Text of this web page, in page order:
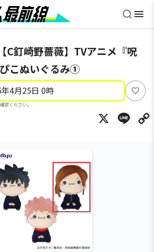
C釘崎野薔薇】TVアニメ『呪
こぬいぐるみ①
4月25日 0時
認ください。
い
ね
X